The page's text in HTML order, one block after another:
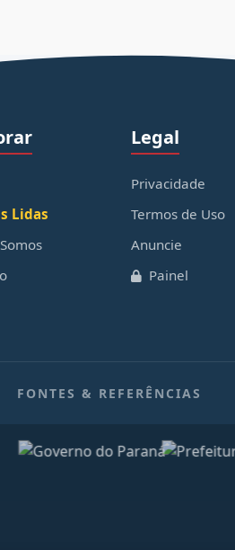
Lidas
Legal
Privacidade
Termos de Uso
Anuncie
Painel
FONTES & REFERÊNCIAS